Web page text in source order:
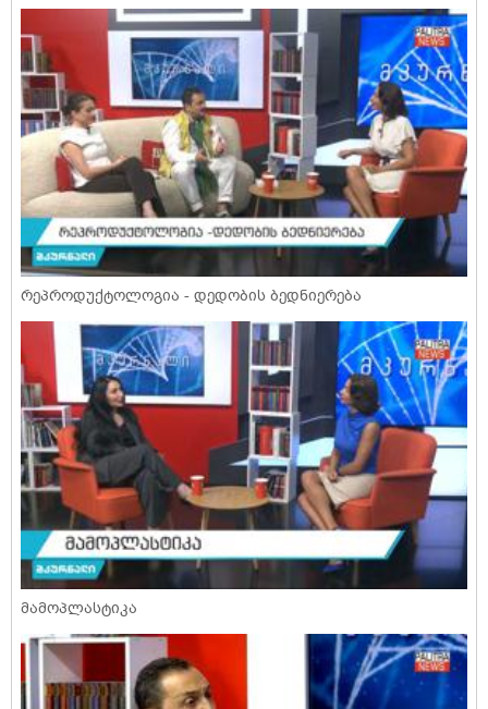
რეპროდუქტოლოგია - დედობის ბედნიერება
მამოპლასტიკა